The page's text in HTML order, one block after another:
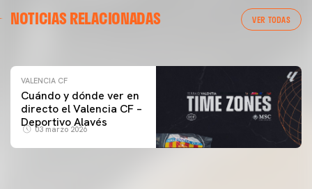
NOTICIAS RELACIONADAS VER TODAS
ENTRENAMIENTO DEL VALENCIA CF 04/03/26
VALENCIA CF
Cuándo y dónde ver en
directo el Valencia CF –
Deportivo Alavés
03 marzo 2026